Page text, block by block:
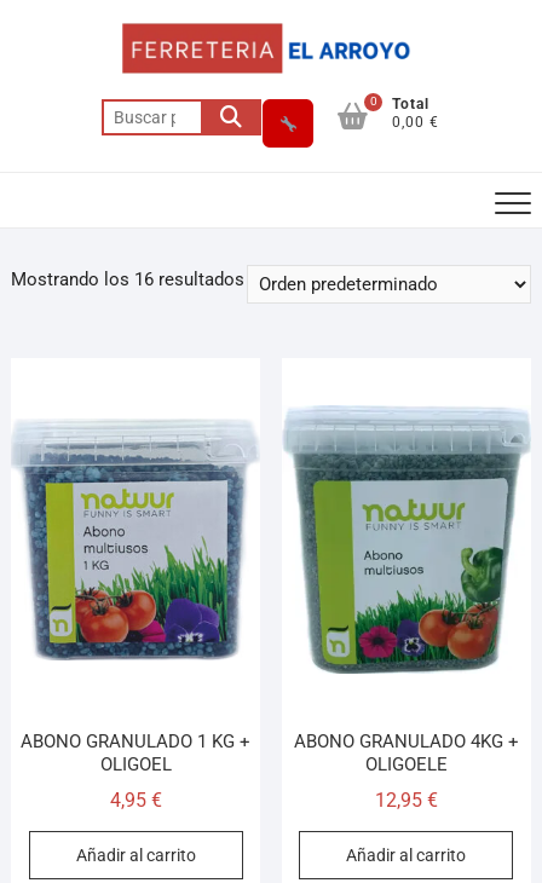
0
Total
0,00 €
Mostrando los 16 resultados
ABONO GRANULADO 1 KG +
OLIGOEL
4,95 €
Añadir al carrito
ABONO GRANULADO 4KG +
OLIGOELE
12,95 €
Añadir al carrito
En línea · responde en segundos
Llamar (cerrado) WhatsApp Cómo llegar
¡Hola! Soy el asesor virtual de Ferretería El Arroyo.